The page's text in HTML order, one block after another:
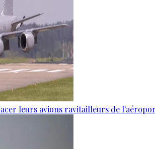
leurs avions ravitailleurs de